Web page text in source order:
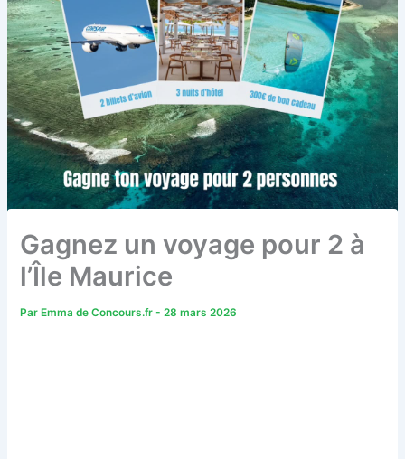
Gagnez un voyage pour 2 à
l’Île Maurice
ParEmma de Concours.fr-28 mars 2026